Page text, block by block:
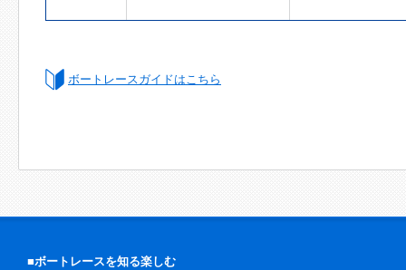
ボートレースガイドはこちら
■ボートレースを知る楽しむ